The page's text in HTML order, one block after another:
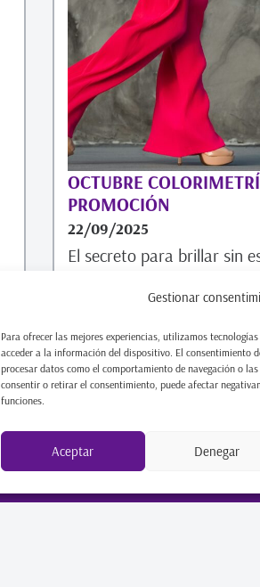
Gestionar
Para ofrecer las mejores experiencias, utilizamos
acceder a la información del dispositivo. El consentimiento
procesar datos como el comportamiento de navegación o
consentir o retirar el consentimiento, puede afectar
funciones.
Aceptar Denegar
OCTUBRE
PROMOCIÓN
22/09/2025
El secreto para brillar sin
pero sientes que «nada te
algunas prendas, por
Leer